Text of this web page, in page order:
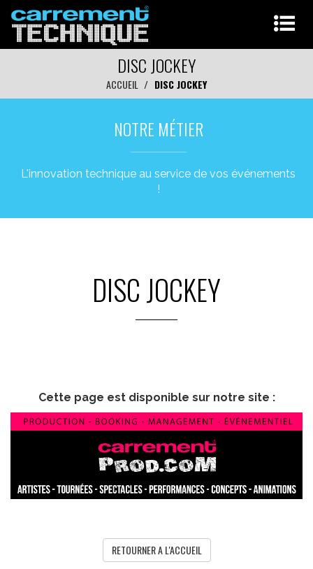
DISC JOCKEY
ACCUEIL DISC JOCKEY
NOTRE MÉTIER
L'innovation technique au service de vos événements
!
DISC JOCKEY
Cette page est disponible sur notre site :
RETOURNER A L'ACCUEIL